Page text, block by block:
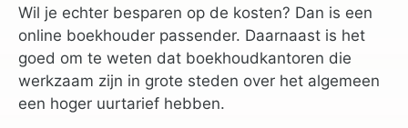
Wil je echter besparen op de kosten? Dan is een
online boekhouder passender. Daarnaast is het
goed om te weten dat boekhoudkantoren die
werkzaam zijn in grote steden over het algemeen
een hoger uurtarief hebben.